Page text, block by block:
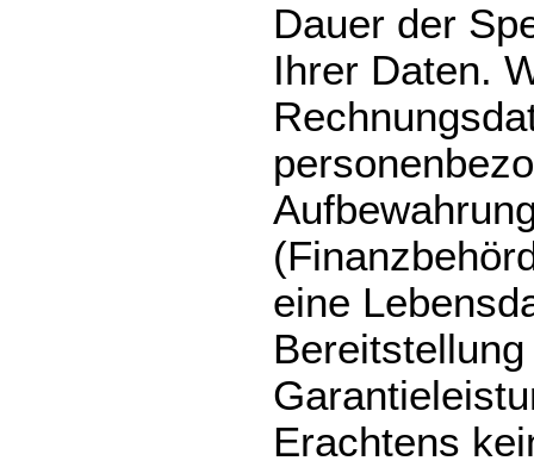
Dauer der
Ihrer Daten.
eine
Erachtens